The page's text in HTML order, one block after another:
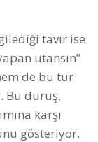
tavır ise
utansın”
de bu tür
Bu duruş,
karşı
gösteriyor.